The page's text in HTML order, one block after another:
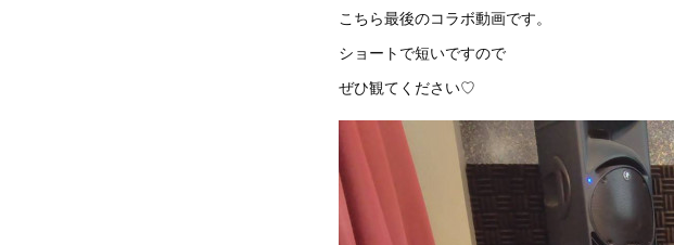
こちら最後のコラボ動画です。
ショートで短いですので
ぜひ観てください♡